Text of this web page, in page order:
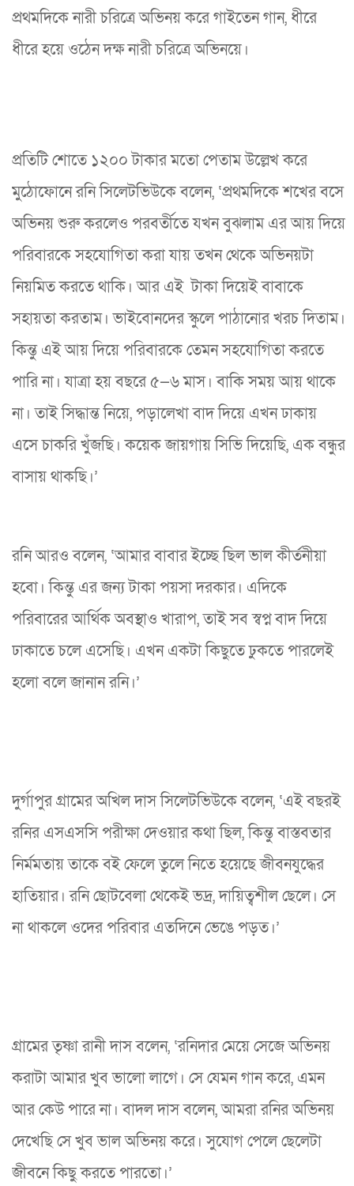
প্রথমদিকে নারী চরিত্রে অভিনয় করে গাইতেন গান, ধীরে
ধীরে হয়ে ওঠেন দক্ষ নারী চরিত্রে অভিনয়ে।
প্রতিটি শোতে ১২০০ টাকার মতো পেতাম উল্লেখ করে
মুঠোফোনে রনি সিলেটভিউকে বলেন, ‘প্রথমদিকে শখের বসে
অভিনয় শুরু করলেও পরবর্তীতে যখন বুঝলাম এর আয় দিয়ে
পরিবারকে সহযোগিতা করা যায় তখন থেকে অভিনয়টা
নিয়মিত করতে থাকি। আর এই টাকা দিয়েই বাবাকে
সহায়তা করতাম। ভাইবোনদের স্কুলে পাঠানোর খরচ দিতাম।
কিন্তু এই আয় দিয়ে পরিবারকে তেমন সহযোগিতা করতে
পারি না। যাত্রা হয় বছরে ৫—৬ মাস। বাকি সময় আয় থাকে
না। তাই সিদ্ধান্ত নিয়ে, পড়ালেখা বাদ দিয়ে এখন ঢাকায়
এসে চাকরি খুঁজছি। কয়েক জায়গায় সিভি দিয়েছি, এক বন্ধুর
বাসায় থাকছি।’
রনি আরও বলেন, ‘আমার বাবার ইচ্ছে ছিল ভাল কীর্তনীয়া
হবো। কিন্তু এর জন্য টাকা পয়সা দরকার। এদিকে
পরিবারের আর্থিক অবস্থাও খারাপ, তাই সব স্বপ্ন বাদ দিয়ে
ঢাকাতে চলে এসেছি। এখন একটা কিছুতে ঢুকতে পারলেই
হলো বলে জানান রনি।’
দুর্গাপুর গ্রামের অখিল দাস সিলেটভিউকে বলেন, ‘এই বছরই
রনির এসএসসি পরীক্ষা দেওয়ার কথা ছিল, কিন্তু বাস্তবতার
নির্মমতায় তাকে বই ফেলে তুলে নিতে হয়েছে জীবনযুদ্ধের
হাতিয়ার। রনি ছোটবেলা থেকেই ভদ্র, দায়িত্বশীল ছেলে। সে
না থাকলে ওদের পরিবার এতদিনে ভেঙে পড়ত।’
গ্রামের তৃষ্ণা রানী দাস বলেন, ‘রনিদার মেয়ে সেজে অভিনয়
করাটা আমার খুব ভালো লাগে। সে যেমন গান করে, এমন
আর কেউ পারে না। বাদল দাস বলেন, আমরা রনির অভিনয়
দেখেছি সে খুব ভাল অভিনয় করে। সুযোগ পেলে ছেলেটা
জীবনে কিছু করতে পারতো।’